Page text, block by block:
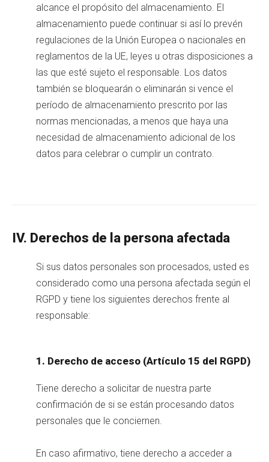
alcance el propósito del almacenamiento. El
almacenamiento puede continuar si así lo prevén
regulaciones de la Unión Europea o nacionales en
reglamentos de la UE, leyes u otras disposiciones a
las que esté sujeto el responsable. Los datos
también se bloquearán o eliminarán si vence el
período de almacenamiento prescrito por las
normas mencionadas, a menos que haya una
necesidad de almacenamiento adicional de los
datos para celebrar o cumplir un contrato.
IV. Derechos de la persona afectada
Si sus datos personales son procesados, usted es
considerado como una persona afectada según el
RGPD y tiene los siguientes derechos frente al
responsable:
1. Derecho de acceso (Artículo 15 del RGPD)
Tiene derecho a solicitar de nuestra parte
confirmación de si se están procesando datos
personales que le conciernen.
En caso afirmativo, tiene derecho a acceder a